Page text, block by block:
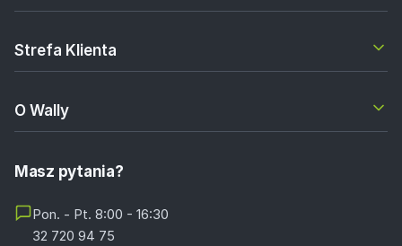
Strefa Klienta
O Wally
Masz pytania?
Pon. - Pt. 8:00 - 16:30
32 720 94 75